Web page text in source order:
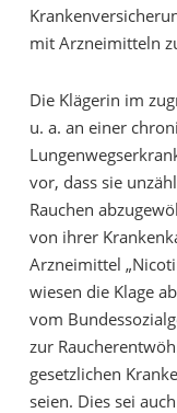
mit Arzneimitteln
Die Klägerin im
u. a. an einer
vor, dass sie
Rauchen
von ihrer
Arzneimittel
wiesen die Klage
vom
zur
gesetzlichen
seien. Dies sei